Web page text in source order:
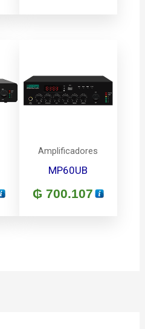
Amplificadores
MP60UB
₲ 700.107